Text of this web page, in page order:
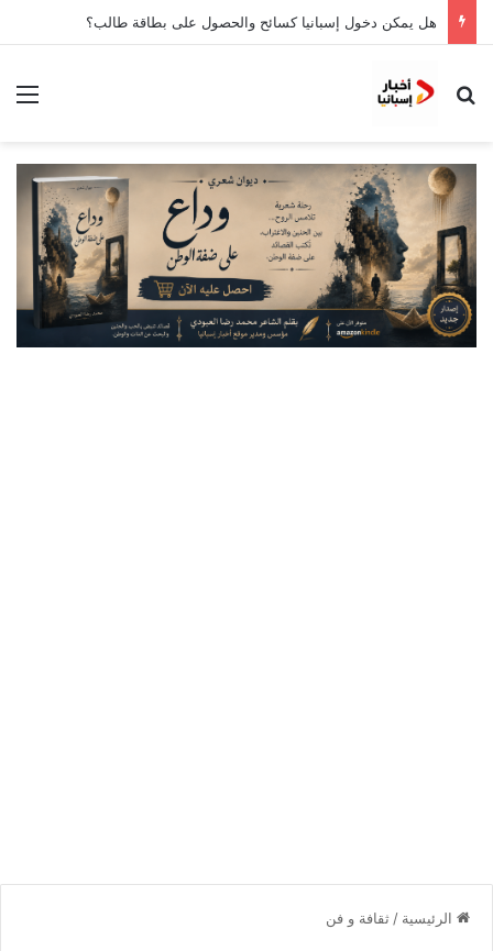
هل يمكن دخول إسبانيا كسائح والحصول على بطاقة طالب؟
بحث عن
الرئيسية / ثقافة و فن